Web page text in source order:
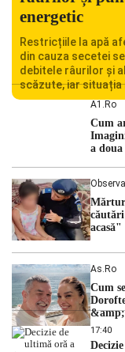
energetic
Restricțiile la apă
din cauza secetei
debitele râurilor și
scăzute, iar
Centralei Nucleare
hidrologic din
A1.ro
Cum
a
acasă"
As.ro
Cum
17:40